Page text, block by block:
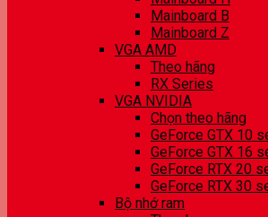
Mainboard B
Mainboard Z
VGA AMD
Theo hãng
RX Series
VGA NVIDIA
Chọn theo hãng
GeForce GTX 10
GeForce GTX 16
GeForce RTX 20
GeForce RTX 30
Bộ nhớ ram